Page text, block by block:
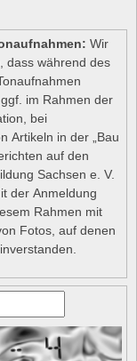
Wir
dass während des
im Rahmen der
bei
Artikeln in der „Bau
auf den
Sachsen e. V.
der Anmeldung
Rahmen mit
Fotos, auf denen